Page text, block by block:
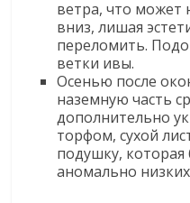
ветра, что может
вниз, лишая
переломить.
ветки ивы.
Осенью после
наземную часть
дополнительно
торфом, сухой
подушку,
аномально